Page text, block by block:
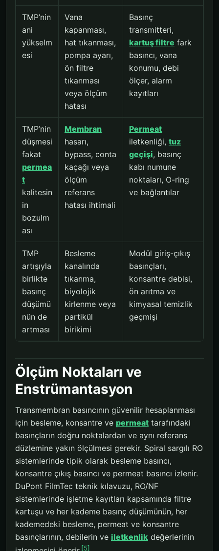
TMP’nin
ani
yükselm
esi
Vana
kapanması,
hat tıkanması,
pompa ayarı,
ön filtre
tıkanması
veya ölçüm
hatası
Basınç
transmitteri,
kartuş filtre fark
basıncı, vana
konumu, debi
ölçer, alarm
kayıtları
TMP’nin
düşmesi
fakat
permea
t
kalitesin
in
bozulm
ası
Membran
hasarı,
bypass, conta
kaçağı veya
ölçüm
referans
hatası ihtimali
Permeat
iletkenliği, tuz
geçişi, basınç
kabı numune
noktaları, O-ring
ve bağlantılar
TMP
artışıyla
birlikte
basınç
düşümü
nün de
artması
Besleme
kanalında
tıkanma,
biyolojik
kirlenme veya
partikül
birikimi
Modül giriş-çıkış
basınçları,
konsantre debisi,
ön arıtma ve
kimyasal temizlik
geçmişi
Ölçüm Noktaları ve
Enstrümantasyon
Transmembran basıncının güvenilir hesaplanması
için besleme, konsantre ve permeat tarafındaki
basınçların doğru noktalardan ve aynı referans
düzlemine yakın ölçülmesi gerekir. Spiral sargılı RO
sistemlerinde tipik olarak besleme basıncı,
konsantre çıkış basıncı ve permeat basıncı izlenir.
DuPont FilmTec teknik kılavuzu, RO/NF
sistemlerinde işletme kayıtları kapsamında filtre
kartuşu ve her kademe basınç düşümünün, her
kademedeki besleme, permeat ve konsantre
basınçlarının, debilerin ve iletkenlik değerlerinin
[5]